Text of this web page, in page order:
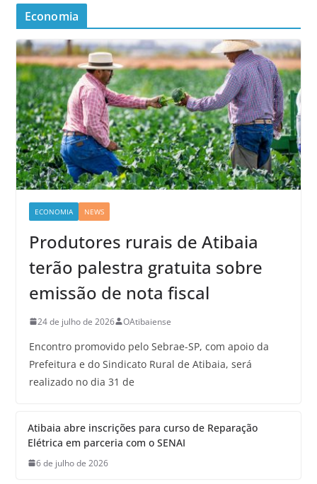
Economia
ECONOMIA NEWS
Produtores rurais de Atibaia
terão palestra gratuita sobre
emissão de nota fiscal
24 de julho de 2026 OAtibaiense
Encontro promovido pelo Sebrae-SP, com apoio da
Prefeitura e do Sindicato Rural de Atibaia, será
realizado no dia 31 de
Atibaia abre inscrições para curso de Reparação
Elétrica em parceria com o SENAI
6 de julho de 2026